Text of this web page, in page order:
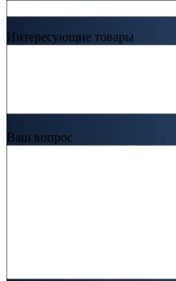
Интересующие товары
Ваш вопрос